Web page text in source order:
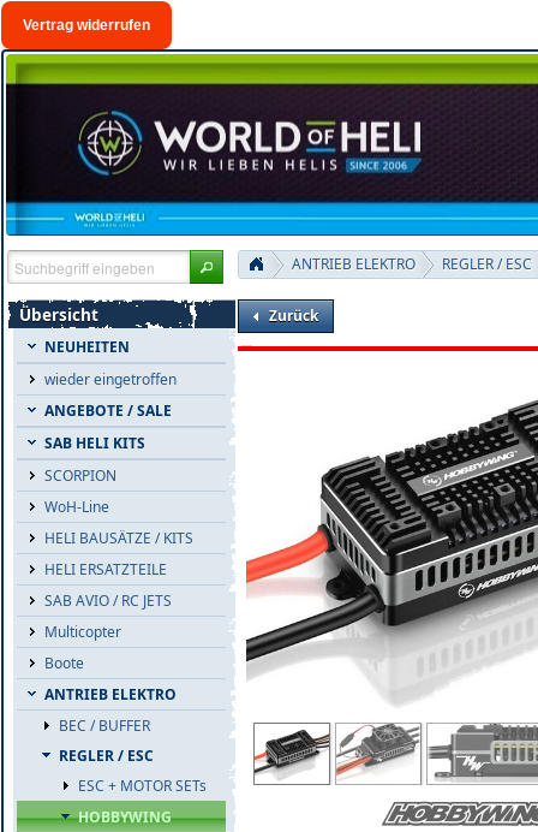
Vertrag widerrufen
Übersicht
NEUHEITEN
wieder eingetroffen
ANGEBOTE / SALE
SAB HELI KITS
SCORPION
WoH-Line
HELI BAUSÄTZE / KITS
HELI ERSATZTEILE
SAB AVIO / RC JETS
Multicopter
Boote
ANTRIEB ELEKTRO
BEC / BUFFER
REGLER / ESC
ESC + MOTOR SETs
HOBBYWING
ANTRIEB ELEKTRO REGLER / ESC
Zurück
hobbywing-platinum-pro-260a-hv-v5-